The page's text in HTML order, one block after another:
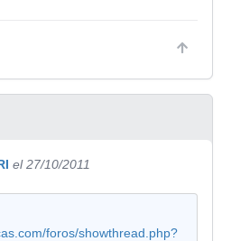
el 27/10/2011
foros/showthread.php?